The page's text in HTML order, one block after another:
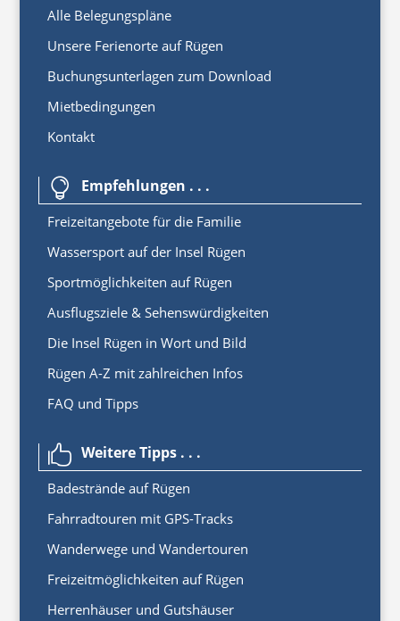
Alle Belegungspläne
Unsere Ferienorte auf Rügen
Buchungsunterlagen zum Download
Mietbedingungen
Kontakt
 Empfehlungen . . .
Freizeitangebote für die Familie
Wassersport auf der Insel Rügen
Sportmöglichkeiten auf Rügen
Ausflugsziele & Sehenswürdigkeiten
Die Insel Rügen in Wort und Bild
Rügen A-Z mit zahlreichen Infos
FAQ und Tipps
 Weitere Tipps . . .
Badestrände auf Rügen
Fahrradtouren mit GPS-Tracks
Wanderwege und Wandertouren
Freizeitmöglichkeiten auf Rügen
Herrenhäuser und Gutshäuser